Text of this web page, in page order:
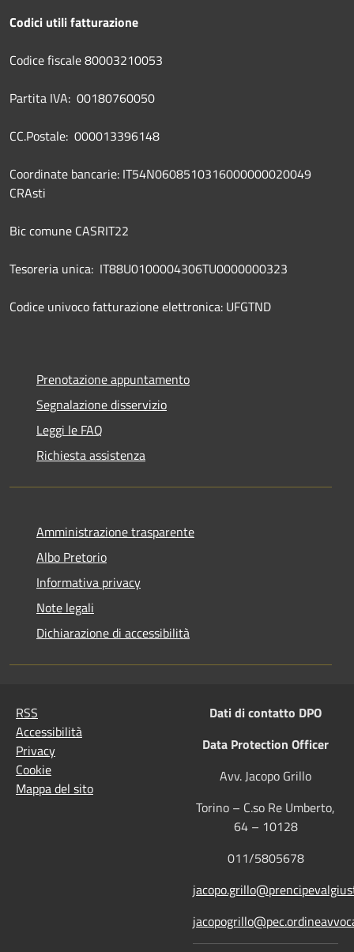
Codici utili fatturazione
Codice fiscale 80003210053
Partita IVA: 00180760050
CC.Postale: 000013396148
Coordinate bancarie: IT54N0608510316000000020049
CRAsti
Bic comune CASRIT22
Tesoreria unica: IT88U0100004306TU0000000323
Codice univoco fatturazione elettronica: UFGTND
Prenotazione appuntamento
Segnalazione disservizio
Leggi le FAQ
Richiesta assistenza
Amministrazione trasparente
Albo Pretorio
Informativa privacy
Note legali
Dichiarazione di accessibilità
RSS
Accessibilità
Privacy
Cookie
Mappa del sito
Dati di contatto DPO
Data Protection Officer
Avv. Jacopo Grillo
Torino – C.so Re Umberto,
64 – 10128
011/5805678